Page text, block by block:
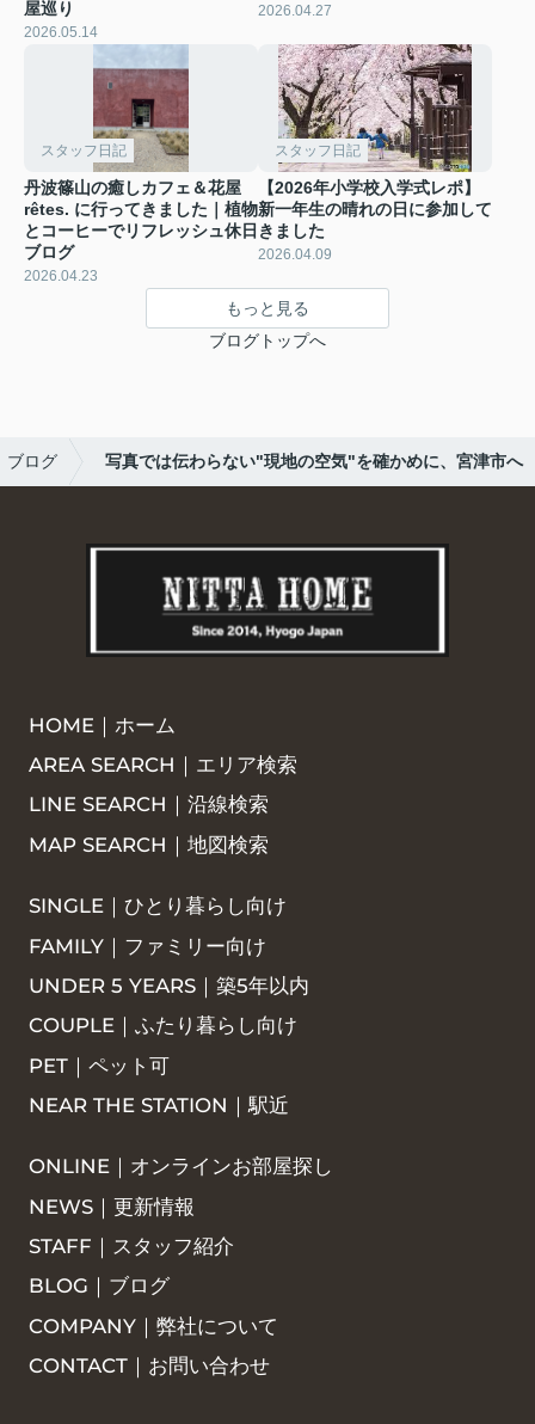
屋巡り
2026.05.14
2026.04.27
スタッフ日記
丹波篠山の癒しカフェ＆花屋
rêtes. に行ってきました｜植物
とコーヒーでリフレッシュ休日
ブログ
2026.04.23
スタッフ日記
【2026年小学校入学式レポ】
新一年生の晴れの日に参加して
きました
2026.04.09
もっと見る
ブログトップへ
ブログ 写真では伝わらない"現地の空気"を確かめに、宮津市へ
HOME｜ホーム
AREA SEARCH｜エリア検索
LINE SEARCH｜沿線検索
MAP SEARCH｜地図検索
SINGLE｜ひとり暮らし向け
FAMILY｜ファミリー向け
UNDER 5 YEARS｜築5年以内
COUPLE｜ふたり暮らし向け
PET｜ペット可
NEAR THE STATION｜駅近
ONLINE｜オンラインお部屋探し
NEWS｜更新情報
STAFF｜スタッフ紹介
BLOG｜ブログ
COMPANY｜弊社について
CONTACT｜お問い合わせ